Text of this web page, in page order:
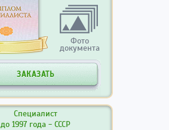
Фото
документа
ЗАКАЗАТЬ
Специалист
до 1997 года - СССР